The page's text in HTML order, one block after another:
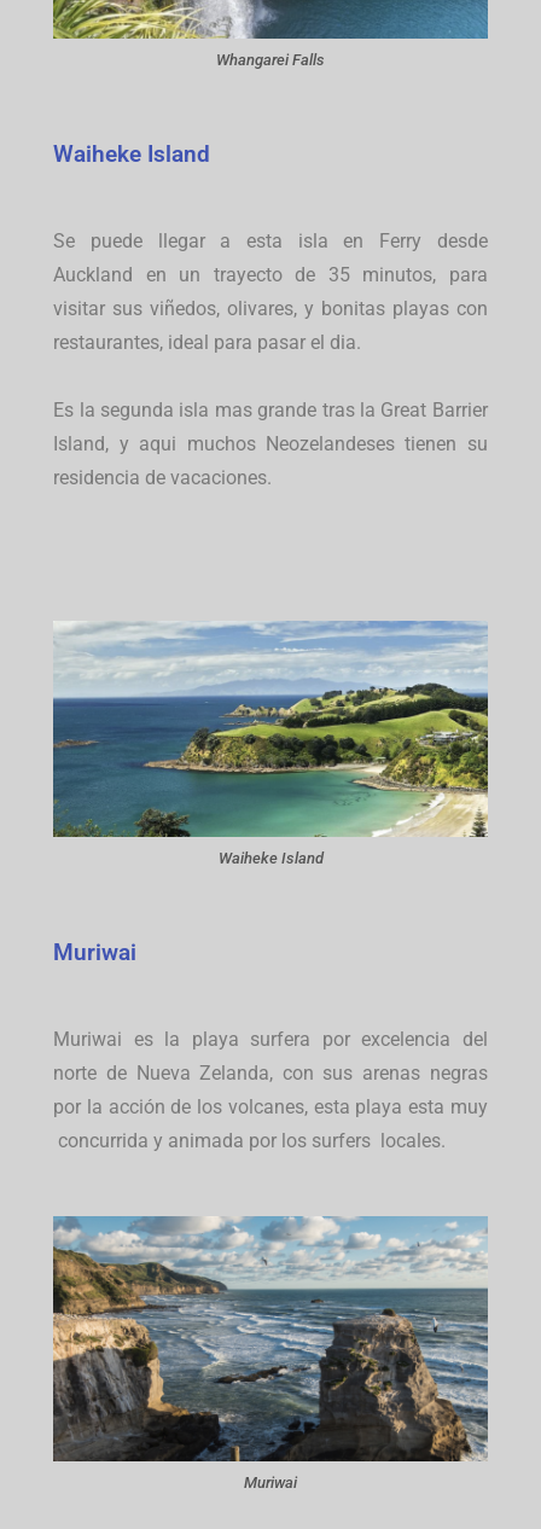
Whangarei Falls
Waiheke Island
Se puede llegar a esta isla en Ferry desde
Auckland en un trayecto de 35 minutos, para
visitar sus viñedos, olivares, y bonitas playas con
restaurantes, ideal para pasar el dia.
Es la segunda isla mas grande tras la Great Barrier
Island, y aqui muchos Neozelandeses tienen su
residencia de vacaciones.
Waiheke Island
Muriwai
Muriwai es la playa surfera por excelencia del
norte de Nueva Zelanda, con sus arenas negras
por la acción de los volcanes, esta playa esta muy
concurrida y animada por los surfers locales.
Muriwai